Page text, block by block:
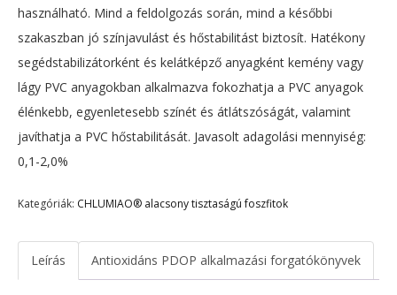
használható. Mind a feldolgozás során, mind a későbbi
szakaszban jó színjavulást és hőstabilitást biztosít. Hatékony
segédstabilizátorként és kelátképző anyagként kemény vagy
lágy PVC anyagokban alkalmazva fokozhatja a PVC anyagok
élénkebb, egyenletesebb színét és átlátszóságát, valamint
javíthatja a PVC hőstabilitását. Javasolt adagolási mennyiség:
0,1-2,0%
Kategóriák: CHLUMIAO® alacsony tisztaságú foszfitok
Leírás Antioxidáns PDOP alkalmazási forgatókönyvek